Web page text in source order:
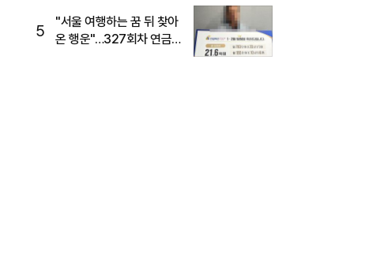
5
"서울 여행하는 꿈 뒤 찾아
온 행운"…327회차 연금